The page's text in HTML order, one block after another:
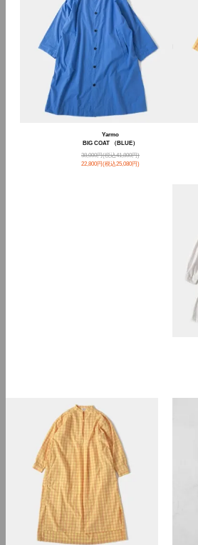
Yarmo
BIG COAT （BLUE）
38,000円(税込41,800円)
22,800円(税込25,080円)